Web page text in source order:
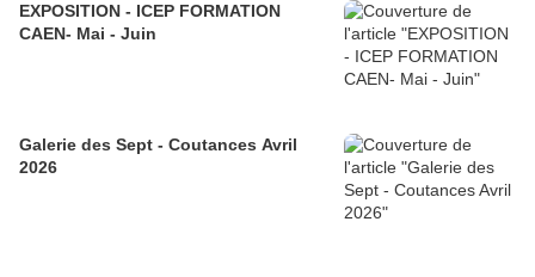
EXPOSITION - ICEP FORMATION
CAEN- Mai - Juin
Galerie des Sept - Coutances Avril
2026